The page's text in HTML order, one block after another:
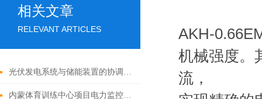
相关文章
RELEVANT ARTICLES
光伏发电系统与储能装置的协调运行
内蒙体育训练中心项目电力监控系统的研究与应用
AKH-
机械强度。
流，